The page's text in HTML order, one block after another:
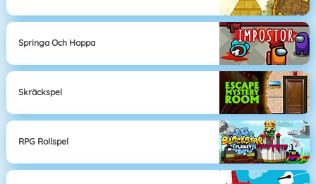
Springa Och Hoppa
Skräckspel
RPG Rollspel